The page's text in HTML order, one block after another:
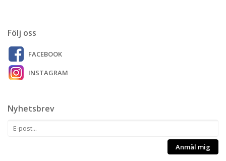
Följ oss
FACEBOOK
INSTAGRAM
Nyhetsbrev
Anmäl mig